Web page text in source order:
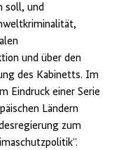
soll, und
und über den
des Kabinetts. Im
Eindruck einer Serie
Ländern
zum